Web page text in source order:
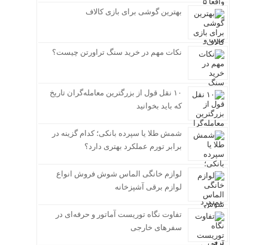
بهترین گوشی برای بازی کالاف
نکات مهم در خرید سنگ تراورتن چیست؟
۱۰ نقل قول از بزرگترین معامله‌گران تاریخ
که باید بخوانید
شمش طلا یا سپرده بانکی؛ کدام گزینه در
برابر تورم عملکرد بهتری دارد؟
لوازم خانگی الماس شوش فروش انواع
لوازم برقی آشپزخانه
تفاوت نگاه توریست آماتور و حرفه‌ای در
سفرهای خارجی